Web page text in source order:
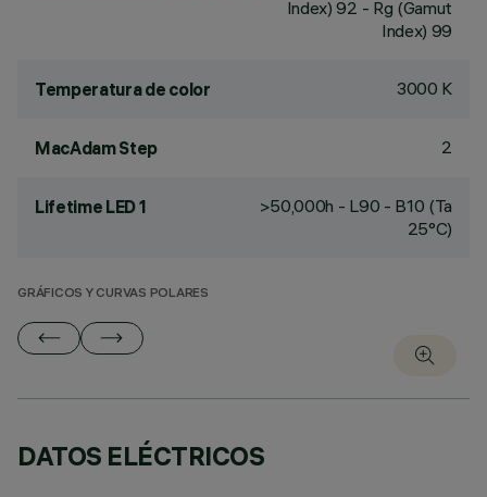
Index) 92 - Rg (Gamut
Index) 99
Temperatura de color 3000 K
MacAdam Step 2
Lifetime LED 1
>50,000h - L90 - B10 (Ta
25°C)
GRÁFICOS Y CURVAS POLARES
DATOS ELÉCTRICOS